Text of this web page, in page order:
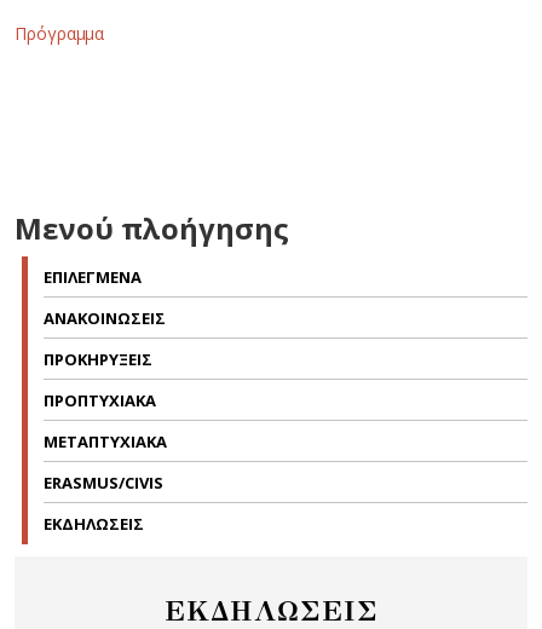
Πρόγραμμα
Μενού πλοήγησης
ΕΠΙΛΕΓΜΕΝΑ
ΑΝΑΚΟΙΝΩΣΕΙΣ
ΠΡΟΚΗΡΥΞΕΙΣ
ΠΡΟΠΤΥΧΙΑΚΑ
ΜΕΤΑΠΤΥΧΙΑΚΑ
ERASMUS/CIVIS
ΕΚΔΗΛΩΣΕΙΣ
ΕΚΔΗΛΩΣΕΙΣ